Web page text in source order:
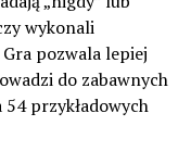
wykonali
pozwala lepiej
do zabawnych
przykładowych